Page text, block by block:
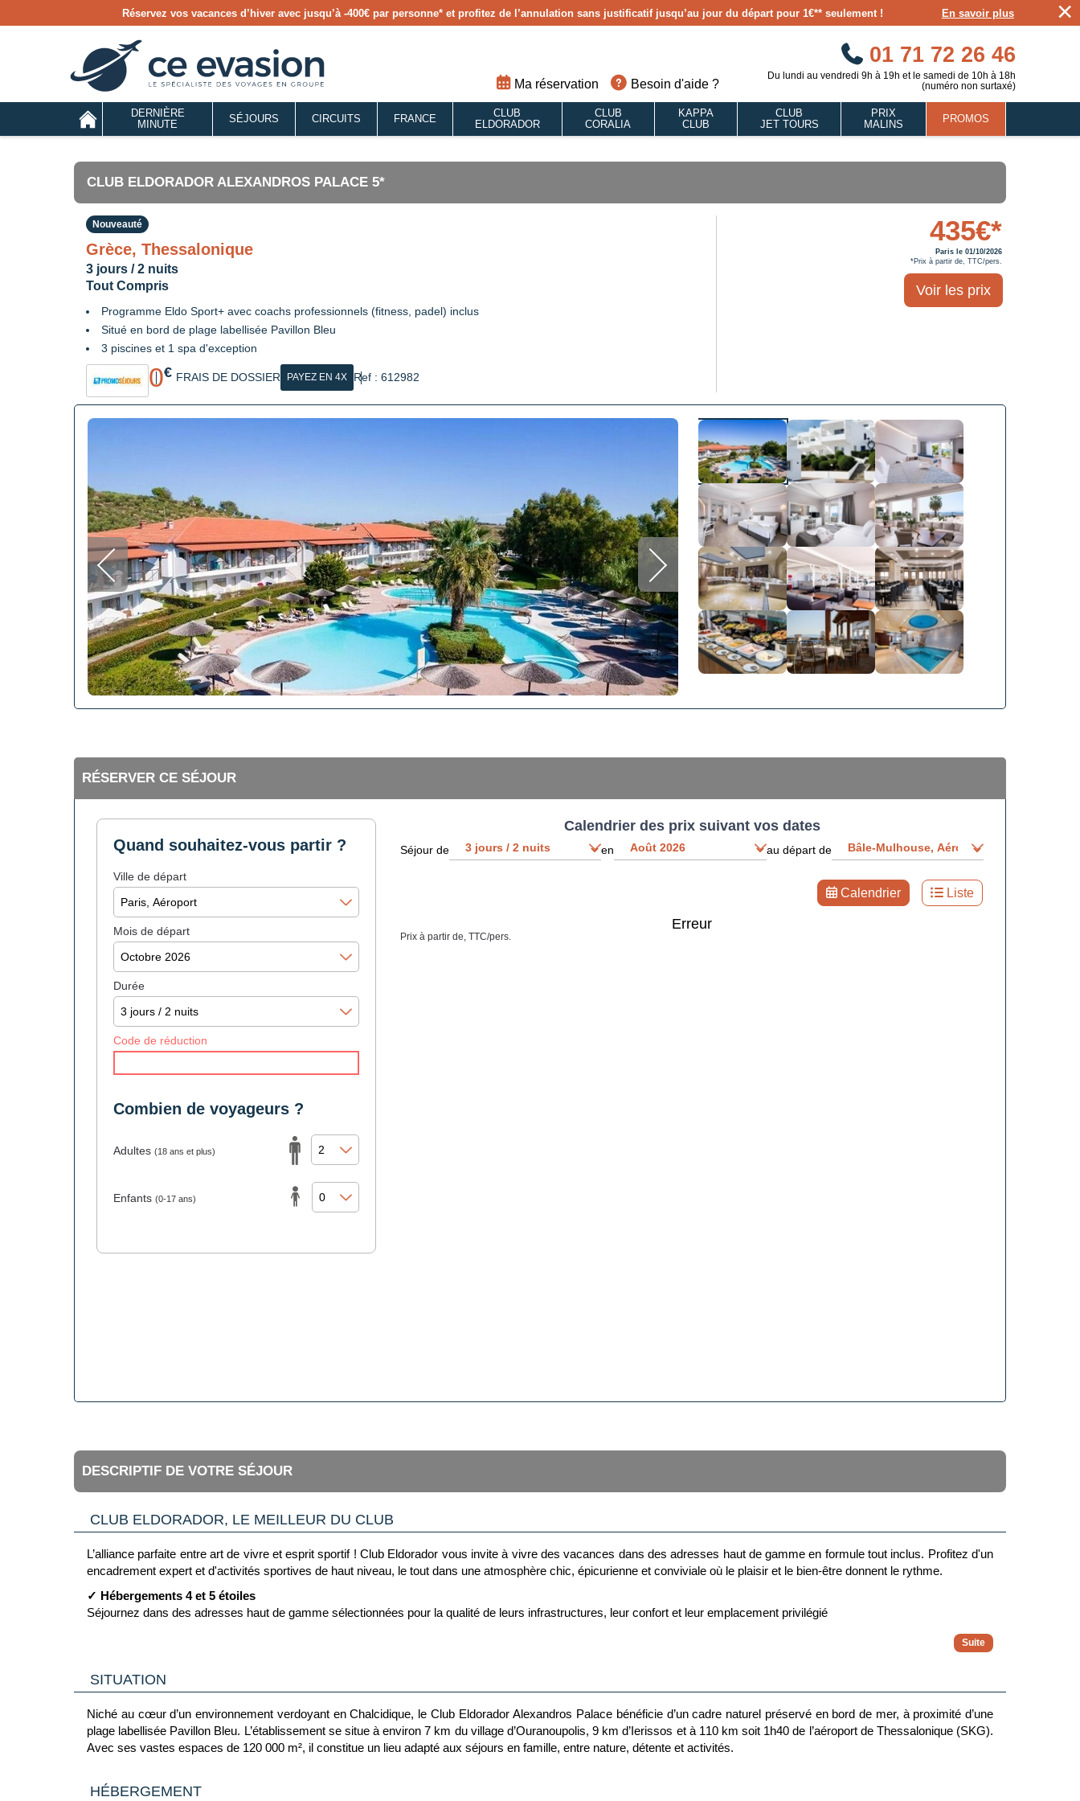
Réservez vos vacances d’hiver avec jusqu’à -400€ par personne* et profitez de l’annulation sans justificatif jusqu’au jour du départ pour 1€** seulement ! En savoir plus ×
Ma réservation Besoin d'aide ?
01 71 72 26 46
Du lundi au vendredi 9h à 19h et le samedi de 10h à 18h
(numéro non surtaxé)
DERNIÈRE
MINUTE
SÉJOURS CIRCUITS FRANCE
CLUB
ELDORADOR
CLUB
CORALIA
KAPPA
CLUB
CLUB
JET TOURS
PRIX
MALINS
PROMOS
CLUB ELDORADOR ALEXANDROS PALACE 5*
Nouveauté
Grèce, Thessalonique
3 jours / 2 nuits
Tout Compris
Programme Eldo Sport+ avec coachs professionnels (fitness, padel) inclus
Situé en bord de plage labellisée Pavillon Bleu
3 piscines et 1 spa d'exception
0€ FRAIS DE DOSSIER PAYEZ EN 4X Ref : 612982
435€*
Paris le 01/10/2026
*Prix à partir de, TTC/pers.
Voir les prix
RÉSERVER CE SÉJOUR
Quand souhaitez-vous partir ?
Ville de départ
Mois de départ
Durée
Code de réduction
Combien de voyageurs ?
Adultes (18 ans et plus)
Enfants (0-17 ans)
Calendrier des prix suivant vos dates
Séjour de en au départ de
Calendrier Liste
Erreur
Prix à partir de, TTC/pers.
DESCRIPTIF DE VOTRE SÉJOUR
CLUB ELDORADOR, LE MEILLEUR DU CLUB
L’alliance parfaite entre art de vivre et esprit sportif ! Club Eldorador vous invite à vivre des vacances dans des adresses haut de gamme en formule tout inclus. Profitez d'un
encadrement expert et d'activités sportives de haut niveau, le tout dans une atmosphère chic, épicurienne et conviviale où le plaisir et le bien-être donnent le rythme.
✓ Hébergements 4 et 5 étoiles
Séjournez dans des adresses haut de gamme sélectionnées pour la qualité de leurs infrastructures, leur confort et leur emplacement privilégié
✓ Équipe francophone dédiée
Profitez de l'accompagnement par l'Eldo' Team qui rythme vos journées, permettant de vous concentrer sur l'essentiel : votre bien-être
✓ Jusqu’à 3 sports inclus
Dépassez-vous avec le programme Eldo Sport+ : cours de sport dispensés par des coachs professionnels adaptés à tous les niveaux sans supplément
Émerveillez-vous chaque soir avec des shows et des soirées thématiques conçus pour vous éblouir : Sunset Cocktail, dégustations de produits locaux, spectacle folklorique,
White Party, soirée Casino, cinéma en plein air – dans des cadres insolites pour des moments mémorables
SITUATION
Niché au cœur d’un environnement verdoyant en Chalcidique, le Club Eldorador Alexandros Palace bénéficie d’un cadre naturel préservé en bord de mer, à proximité d’une
plage labellisée Pavillon Bleu. L’établissement se situe à environ 7 km du village d’Ouranoupolis, 9 km d’Ierissos et à 110 km soit 1h40 de l’aéroport de Thessalonique (SKG).
Avec ses vastes espaces de 120 000 m², il constitue un lieu adapté aux séjours en famille, entre nature, détente et activités.
HÉBERGEMENT